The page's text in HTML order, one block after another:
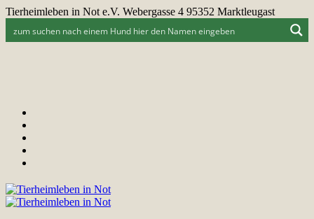
Tierheimleben in Not e.V. Webergasse 4 95352 Marktleugast